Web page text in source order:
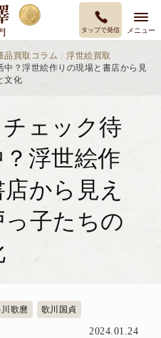
タップで発信 メニュー
品買取コラム
浮世絵買取
中？浮世絵作りの現場と書店から見
文化
チェック待
浮世絵作
から見え
子たちの
歌麿 歌川国貞
2024.01.24